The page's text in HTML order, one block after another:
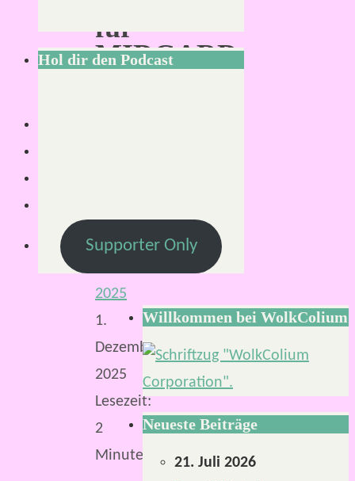
für
MIDGARD
28.
2025
1.
Dezember
2025
Lesezeit:
2
Minuten
Hol dir den Podcast
Supporter Only
Willkommen bei WolkColium
Neueste Beiträge
21. Juli 2026